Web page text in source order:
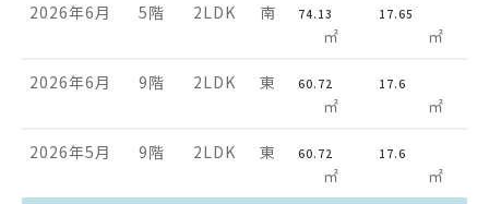
2026年6月 5階 2LDK 南 74.13
㎡
17.65
㎡
2026年6月 9階 2LDK 東 60.72
㎡
17.6
㎡
2026年5月 9階 2LDK 東 60.72
㎡
17.6
㎡